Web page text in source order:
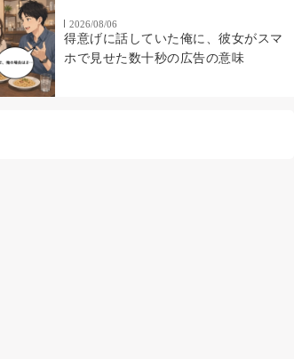
2026/08/06
得意げに話していた俺に、彼女がスマ
ホで見せた数十秒の広告の意味